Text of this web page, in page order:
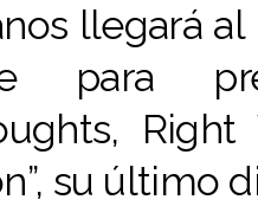
llegará al
para
Right
su último